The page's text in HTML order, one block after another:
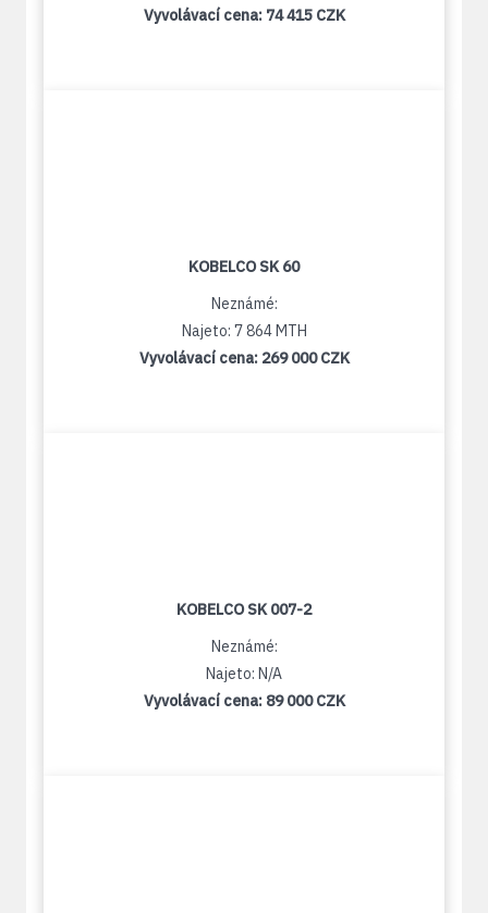
Vyvolávací cena: 74 415 CZK
KOBELCO SK 60
Neznámé:
Najeto: 7 864 MTH
Vyvolávací cena: 269 000 CZK
KOBELCO SK 007-2
Neznámé:
Najeto: N/A
Vyvolávací cena: 89 000 CZK